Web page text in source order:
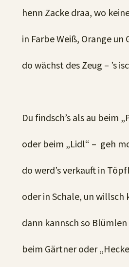
henn Zacke draa, wo
in Farbe Weiß, Orange un
do wächst des Zeug – ’s
Du findsch’s als au beim
oder beim „Lidl“ – geh
do werd’s verkauft in
oder in Schale, un willsch
dann kannsch so
beim Gärtner oder